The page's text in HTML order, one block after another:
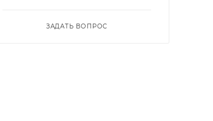
ЗАДАТЬ ВОПРОС